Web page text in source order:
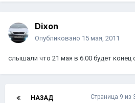
Dixon
Опубликовано 15 мая, 2011
слышали что 21 мая в 6.00 будет конец
НАЗАД Страница 9 из